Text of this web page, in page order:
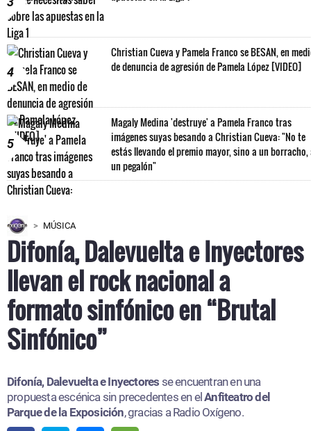
4
Christian Cueva y Pamela Franco se BESAN, en
de denuncia de agresión de Pamela López [VIDEO]
5
Magaly Medina 'destruye' a Pamela Franco tras
imágenes suyas besando a Christian Cueva: "No te
estás llevando el premio mayor, sino a un borracho,
un pegalón"
MÚSICA
Difonía, Dalevuelta e Inyectores
llevan el rock nacional a
formato sinfónico en “Brutal
Sinfónico”
Difonía, Dalevuelta e Inyectores se encuentran en una
propuesta escénica sin precedentes en elAnfiteatro del
Parque de la Exposición, gracias a Radio Oxígeno.